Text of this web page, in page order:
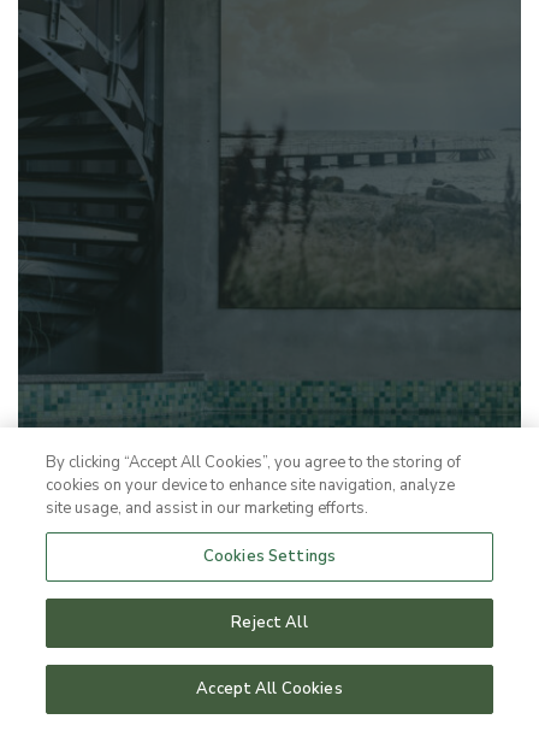
DEN KLASSISKE
Inspirerende møder i to dage
Læs Mere
By clicking “Accept All Cookies”, you agree to the storing of
cookies on your device to enhance site navigation, analyze
site usage, and assist in our marketing efforts.
Cookies Settings
Reject All
Accept All Cookies